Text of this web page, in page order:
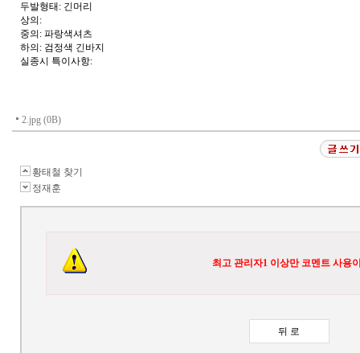
두발형태: 긴머리
상의:
중의: 파랑색셔츠
하의: 검정색 긴바지
실종시 특이사항:
2.jpg (0B)
황태철 찾기
정재훈
최고 관리자1 이상만 코멘트 사용